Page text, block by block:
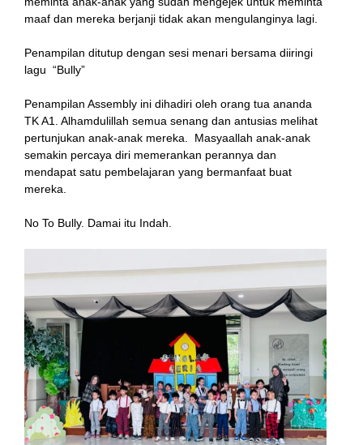
maaf dan mereka berjanji tidak akan mengulanginya lagi.
Penampilan ditutup dengan sesi menari bersama diiringi
lagu “Bully”
Penampilan Assembly ini dihadiri oleh orang tua ananda
TK A1. Alhamdulillah semua senang dan antusias melihat
pertunjukan anak-anak mereka. Masyaallah anak-anak
semakin percaya diri memerankan perannya dan
mendapat satu pembelajaran yang bermanfaat buat
mereka.
No To Bully. Damai itu Indah.